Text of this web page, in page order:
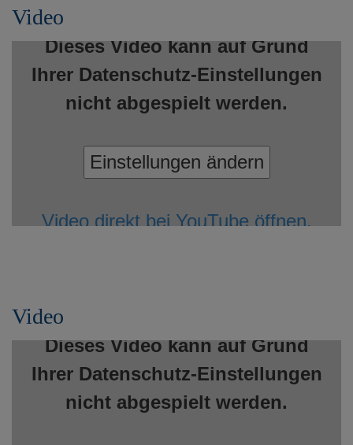
Video
Dieses Video kann auf Grund
Ihrer Datenschutz-Einstellungen
nicht abgespielt werden.
Einstellungen ändern
Video direkt bei YouTube öffnen.
Video
Dieses Video kann auf Grund
Ihrer Datenschutz-Einstellungen
nicht abgespielt werden.